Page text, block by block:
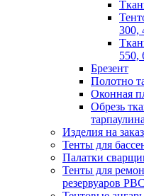
300,
550,
Брезент
Полотно
Оконная
Обрезь
тарпаулина
Изделия на заказ
Тенты для
Палатки
Тенты для
резервуаров РВС